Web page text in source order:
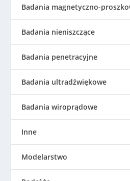
Badania magnetyczno-
Badania nieniszczące
Badania penetracyjne
Badania ultradźwiękowe
Badania wiroprądowe
Inne
Modelarstwo